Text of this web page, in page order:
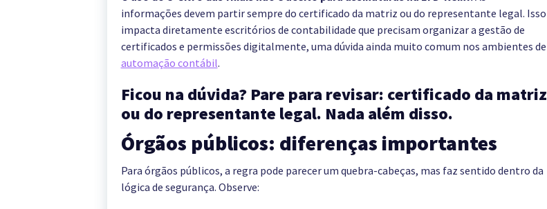
informações devem partir sempre do certificado da matriz ou do representante legal. Isso
impacta diretamente escritórios de contabilidade que precisam organizar a gestão de
certificados e permissões digitalmente, uma dúvida ainda muito comum nos ambientes de
automação contábil.
Ficou na dúvida? Pare para revisar: certificado da matriz
ou do representante legal. Nada além disso.
Órgãos públicos: diferenças importantes
Para órgãos públicos, a regra pode parecer um quebra-cabeças, mas faz sentido dentro da
lógica de segurança. Observe: